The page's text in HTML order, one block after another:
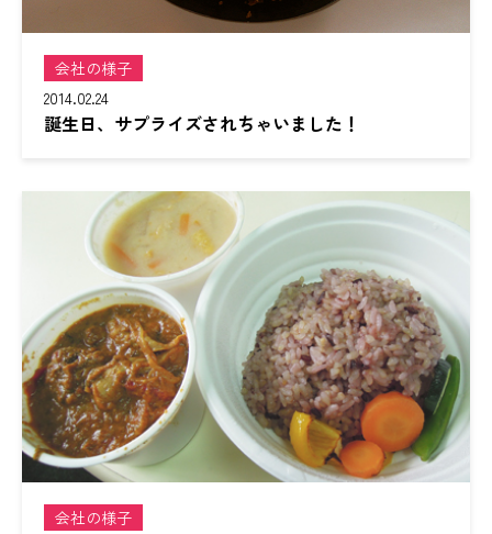
会社の様子
2014.02.24
誕生日、サプライズされちゃいました！
会社の様子